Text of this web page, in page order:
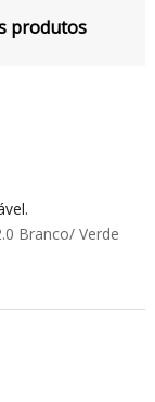
produtos
Branco/ Verde